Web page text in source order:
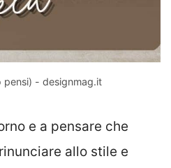
pensi) - designmag.it
e a pensare che
allo stile e